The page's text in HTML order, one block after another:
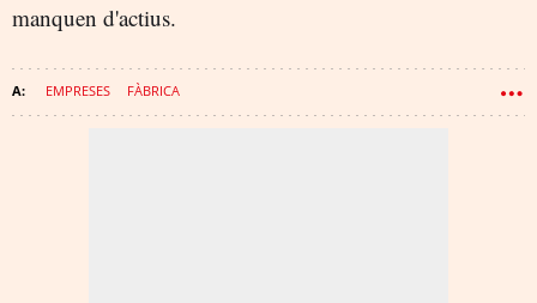
manquen d'actius.
EMPRESES FÀBRICA